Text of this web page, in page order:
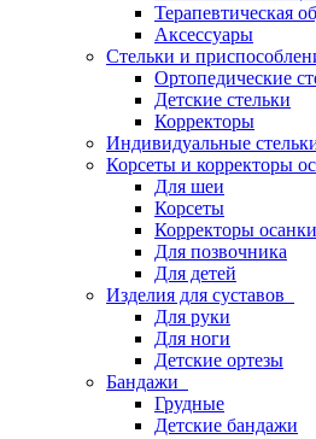
Терапевтическая
Аксессуары
Стельки и
Ортопедические
Детские стельки
Корректоры
Индивидуальные
Корсеты и корректоры
Для шеи
Корсеты
Корректоры осанки
Для позвочника
Для детей
Изделия для суставов
Для руки
Для ноги
Детские ортезы
Бандажи
Грудные
Детские бандажи